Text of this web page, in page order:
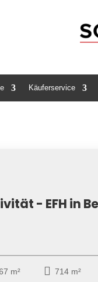
Käuferservice
- EFH in
m² 714 m²